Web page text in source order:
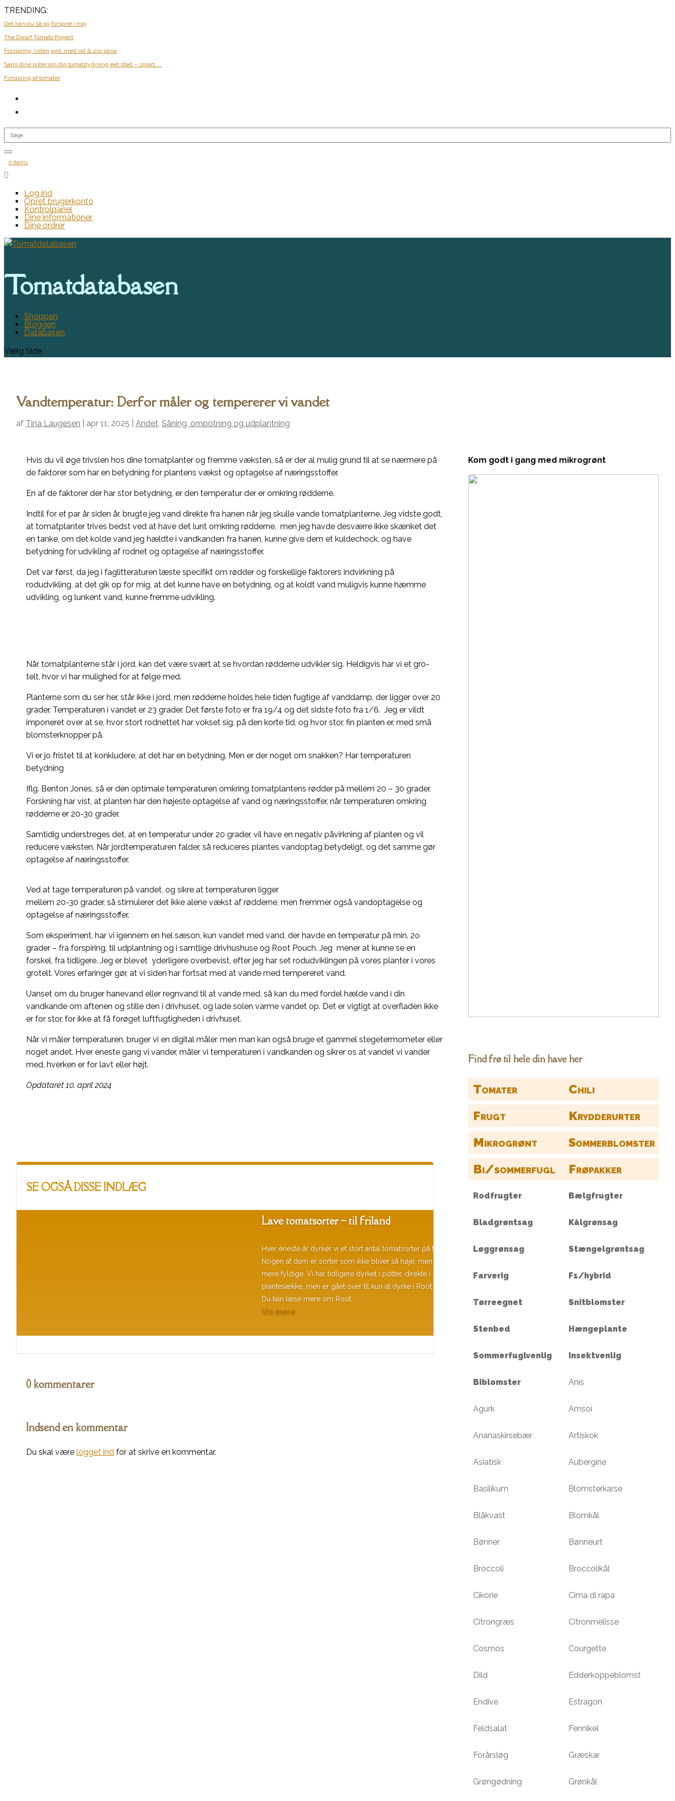
TRENDING:
Det kan du så og forspire i maj
The Dwarf Tomato Project
Forspiring: Uden jord, med vat & zip-pose
Saml dine noter om din tomatdyrkning eet sted – smart, ...
Forspiring af tomater
0 Items

Log ind
Opret brugerkonto
Kontrolpanel
Dine informationer
Dine ordrer
Tomatdatabasen
Shoppen
Bloggen
Databasen
Vælg Side
Vandtemperatur: Derfor måler og tempererer vi vandet
af Tina Laugesen apr 11, 2025 Andet, Såning, ompotning og udplantning
Hvis du vil øge trivslen hos dine tomatplanter og fremme væksten, så er der al mulig grund til at se nærmere på
de faktorer som har en betydning for plantens vækst og optagelse af næringsstoffer.
En af de faktorer der har stor betydning, er den temperatur der er omkring rødderne.
Indtil for et par år siden år, brugte jeg vand direkte fra hanen når jeg skulle vande tomatplanterne. Jeg vidste godt,
at tomatplanter trives bedst ved at have det lunt omkring rødderne, men jeg havde desværre ikke skænket det
en tanke, om det kolde vand jeg hældte i vandkanden fra hanen, kunne give dem et kuldechock, og have
betydning for udvikling af rodnet og optagelse af næringsstoffer.
Det var først, da jeg i faglitteraturen læste specifikt om rødder og forskellige faktorers indvirkning på
rodudvikling, at det gik op for mig, at det kunne have en betydning, og at koldt vand muligvis kunne hæmme
udvikling, og lunkent vand, kunne fremme udvikling.
Når tomatplanterne står i jord, kan det være svært at se hvordan rødderne udvikler sig. Heldigvis har vi et gro-
telt, hvor vi har mulighed for at følge med.
Planterne som du ser her, står ikke i jord, men rødderne holdes hele tiden fugtige af vanddamp, der ligger over 20
grader. Temperaturen i vandet er 23 grader. Det første foto er fra 19/4 og det sidste foto fra 1/6. Jeg er vildt
imponeret over at se, hvor stort rodnettet har vokset sig, på den korte tid, og hvor stor, fin planten er, med små
blomsterknopper på.
Vi er jo fristet til at konkludere, at det har en betydning. Men er der noget om snakken? Har temperaturen
betydning
Iflg. Benton Jones, så er den optimale temperaturen omkring tomatplantens rødder på mellem 20 – 30 grader.
Forskning har vist, at planten har den højeste optagelse af vand og næringsstoffer, når temperaturen omkring
rødderne er 20-30 grader.
Samtidig understreges det, at en temperatur under 20 grader, vil have en negativ påvirkning af planten og vil
reducere væksten. Når jordtemperaturen falder, så reduceres plantes vandoptag betydeligt, og det samme gør
optagelse af næringsstoffer.
Ved at tage temperaturen på vandet, og sikre at temperaturen ligger
mellem 20-30 grader, så stimulerer det ikke alene vækst af rødderne, men fremmer også vandoptagelse og
optagelse af næringsstoffer.
Som eksperiment, har vi igennem en hel sæson, kun vandet med vand, der havde en temperatur på min. 2o
grader – fra forspiring, til udplantning og i samtlige drivhushuse og Root Pouch. Jeg mener at kunne se en
forskel, fra tidligere. Jeg er blevet yderligere overbevist, efter jeg har set rodudviklingen på vores planter i vores
grotelt. Vores erfaringer gør, at vi siden har fortsat med at vande med tempereret vand.
Uanset om du bruger hanevand eller regnvand til at vande med, så kan du med fordel hælde vand i din
vandkande om aftenen og stille den i drivhuset, og lade solen varme vandet op. Det er vigtigt at overfladen ikke
er for stor, for ikke at få forøget luftfugtigheden i drivhuset.
Når vi måler temperaturen, bruger vi en digital måler, men man kan også bruge et gammel stegetermometer eller
noget andet. Hver eneste gang vi vander, måler vi temperaturen i vandkanden og sikrer os at vandet vi vander
med, hverken er for lavt eller højt.
Opdataret 10. april 2024
SE OGSÅ DISSE INDLÆG
Lave tomatsorter – til friland
Hver eneste år dyrker vi et stort antal tomatsorter på friland.
Nogen af dem er sorter som ikke bliver så høje, men istedet
mere fyldige. Vi har tidligere dyrket i potter, direkte i
plantesække, men er gået over til kun at dyrke i Root Pouch.
Du kan læse mere om Root...
Vis mere
0 kommentarer
Indsend en kommentar
Du skal være logget ind for at skrive en kommentar.
Kom godt i gang med mikrogrønt
Find frø til hele din have her
Tomater
Chili
Frugt
Krydderurter
Mikrogrønt
Sommerblomster
Bi/sommerfugl
Frøpakker
Rodfrugter Bælgfrugter
Bladgrøntsag Kålgrønsag
Løggrønsag Stængelgrøntsag
Farverig F1/hybrid
Tørreegnet Snitblomster
Stenbed Hængeplante
Sommerfuglvenlig Insektvenlig
Biblomster Anis
Agurk Amsoi
Ananaskirsebær Artiskok
Asiatisk Aubergine
Basilikum Blomsterkarse
Blåkvast Blomkål
Bønner Bønneurt
Broccoli Broccolikål
Cikorie Cima di rapa
Citrongræs Citronmelisse
Cosmos Courgette
Dild Edderkoppeblomst
Endive Estragon
Feldsalat Fennikel
Forårsløg Græskar
Grøngødning Grønkål